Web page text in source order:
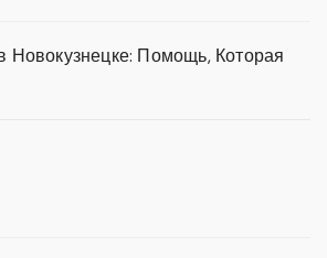
Новокузнецке: Помощь, Которая